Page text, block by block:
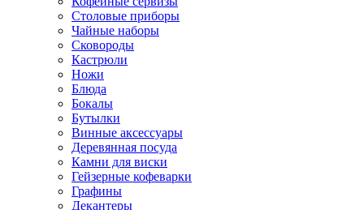
Столовые приборы
Чайные наборы
Сковороды
Кастрюли
Ножи
Блюда
Бокалы
Бутылки
Винные аксессуары
Деревянная посуда
Камни для виски
Гейзерные кофеварки
Графины
Декантеры